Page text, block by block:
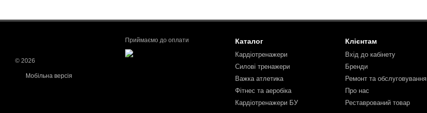
© 2026
Мобільна версія
Приймаємо до оплати Каталог
Кардіотренажери
Силові тренажери
Важка атлетика
Фітнес та аеробіка
Кардіотренажери БУ
Клієнтам
Вхід до кабінету
Бренди
Ремонт та обслуговування
Про нас
Реставрований товар